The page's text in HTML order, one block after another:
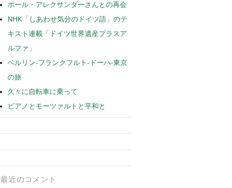
ポール・アレクサンダーさんとの再会
NHK「しあわせ気分のドイツ語」のテ
キスト連載「ドイツ世界遺産プラスア
ルファ」
ベルリン-フランクフルト-ドーハ-東京
の旅
久々に自転車に乗って
ピアノとモーツァルトと平和と
最近のコメント